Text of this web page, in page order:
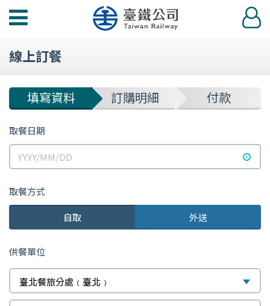
功
選
登
入
線上訂餐
填寫資料 訂購明細 付款
取餐日期
選
取餐方式
自取 外送
供餐單位
臺北餐旅分處﹙臺北﹚
選
擇